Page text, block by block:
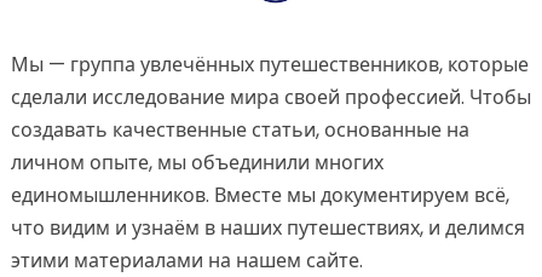
Мы — группа увлечённых путешественников, которые
сделали исследование мира своей профессией. Чтобы
создавать качественные статьи, основанные на
личном опыте, мы объединили многих
единомышленников. Вместе мы документируем всё,
что видим и узнаём в наших путешествиях, и делимся
этими материалами на нашем сайте.